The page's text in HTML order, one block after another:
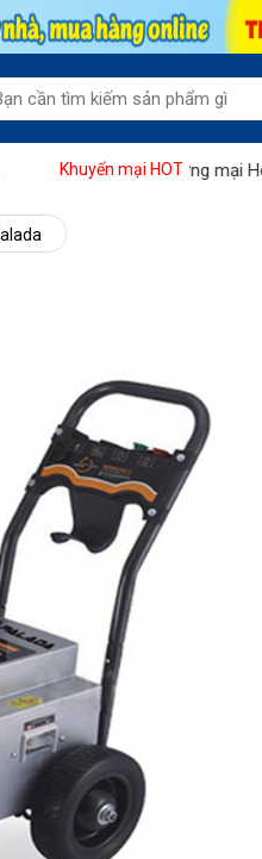
Khuyến mại HOT
tại Sàn thương mại Hoàng Liên